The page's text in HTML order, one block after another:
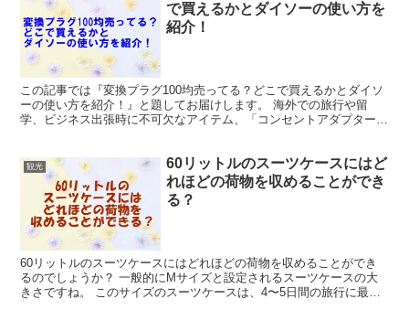
で買えるかとダイソーの使い方を
紹介！
この記事では『変換プラグ100均売ってる？どこで買えるかとダイソ
ーの使い方を紹介！』と題してお届けします。 海外での旅行や留
学、ビジネス出張時に不可欠なアイテム、「コンセントアダプター」
観光
60リットルのスーツケースにはど
れほどの荷物を収めることができ
る？
60リットルのスーツケースにはどれほどの荷物を収めることができ
るのでしょうか？ 一般的にMサイズと設定されるスーツケースの大
きさですね。 このサイズのスーツケースは、4〜5日間の旅行に最適